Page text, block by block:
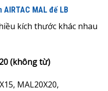
MAL đế LB
kích thước khác nhau
(không từ)
MAL20X20,